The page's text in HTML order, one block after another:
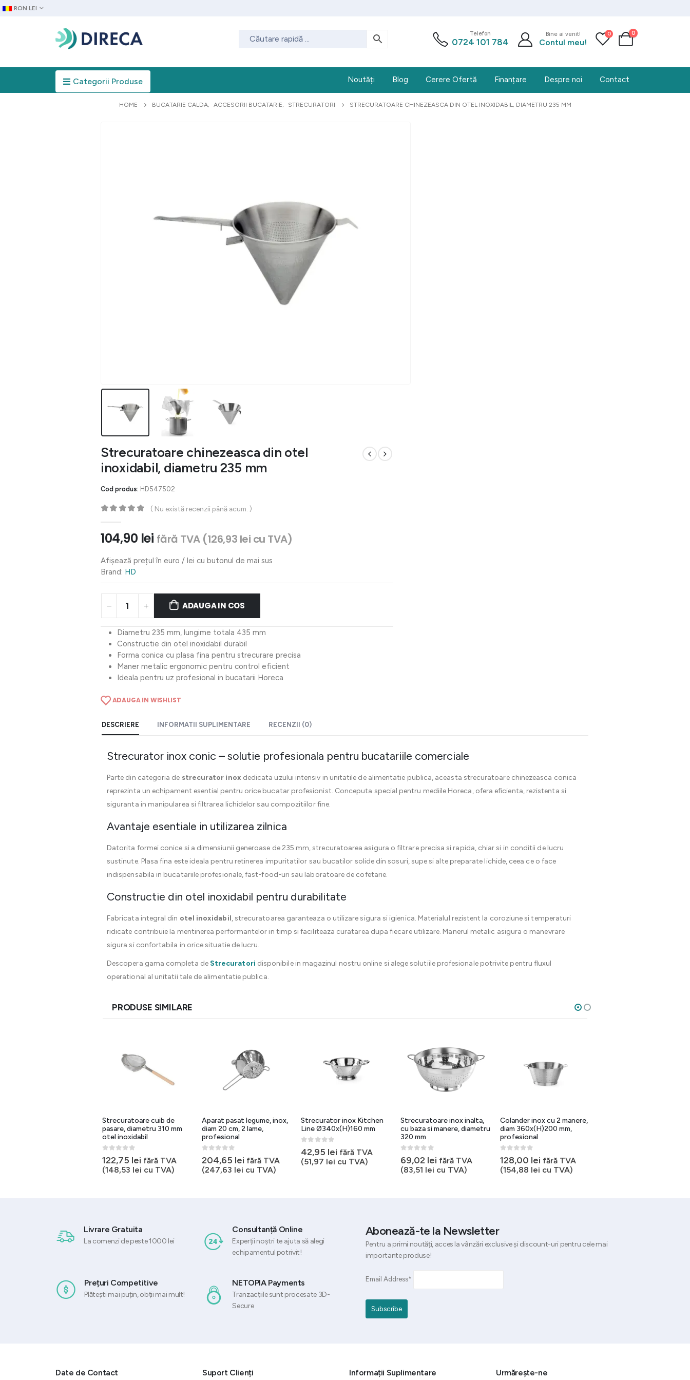
RON LEI
Telefon
0724 101 784
Bine ai venit!
Contul meu!
0 0
Categorii Produse Noutăți Blog Cerere Ofertă Finanțare Despre noi Contact
HOME BUCATARIE CALDA, ACCESORII BUCATARIE, STRECURATORI STRECURATOARE CHINEZEASCA DIN OTEL INOXIDABIL, DIAMETRU 235 MM
Strecuratoare chinezeasca din otel
inoxidabil, diametru 235 mm
Cod produs: HD547502
( Nu există recenzii până acum. )
104,90 lei fără TVA (126,93 lei cu TVA)
Afișează prețul în euro / lei cu butonul de mai sus
Brand: HD
ADAUGA IN COS
Diametru 235 mm, lungime totala 435 mm
Constructie din otel inoxidabil durabil
Forma conica cu plasa fina pentru strecurare precisa
Maner metalic ergonomic pentru control eficient
Ideala pentru uz profesional in bucatarii Horeca
ADAUGA IN WISHLIST
DESCRIERE INFORMATII SUPLIMENTARE RECENZII (0)
Strecurator inox conic – solutie profesionala pentru bucatariile comerciale
Parte din categoria de strecurator inox dedicata uzului intensiv in unitatile de alimentatie publica, aceasta strecuratoare chinezeasca conica
reprezinta un echipament esential pentru orice bucatar profesionist. Conceputa special pentru mediile Horeca, ofera eficienta, rezistenta si
siguranta in manipularea si filtrarea lichidelor sau compozitiilor fine.
Avantaje esentiale in utilizarea zilnica
Datorita formei conice si a dimensiunii generoase de 235 mm, strecuratoarea asigura o filtrare precisa si rapida, chiar si in conditii de lucru
sustinute. Plasa fina este ideala pentru retinerea impuritatilor sau bucatilor solide din sosuri, supe si alte preparate lichide, ceea ce o face
indispensabila in bucatariile profesionale, fast-food-uri sau laboratoare de cofetarie.
Constructie din otel inoxidabil pentru durabilitate
Fabricata integral din otel inoxidabil, strecuratoarea garanteaza o utilizare sigura si igienica. Materialul rezistent la coroziune si temperaturi
ridicate contribuie la mentinerea performantelor in timp si faciliteaza curatarea dupa fiecare utilizare. Manerul metalic asigura o manevrare
sigura si confortabila in orice situatie de lucru.
Descopera gama completa de Strecuratori disponibile in magazinul nostru online si alege solutiile profesionale potrivite pentru fluxul
operational al unitatii tale de alimentatie publica.
PRODUSE SIMILARE
Strecuratoare cuib de
pasare, diametru 310 mm
otel inoxidabil
0 out of 5
122,75 lei fără TVA
(148,53 lei cu TVA)
Aparat pasat legume, inox,
diam 20 cm, 2 lame,
profesional
0out of 5
204,65 lei fără TVA
(247,63 lei cu TVA)
Strecurator inox Kitchen
Line Ø340x(H)160 mm
0out of 5
42,95 lei fără TVA
(51,97 lei cu TVA)
Strecuratoare inox inalta,
cu baza si manere, diametru
320 mm
0out of 5
69,02 lei fără TVA
(83,51 lei cu TVA)
Colander inox cu 2 manere,
diam 360x(H)200 mm,
profesional
0 out of 5
128,00 lei fără TVA
(154,88 lei cu TVA)
Livrare Gratuita
La comenzi de peste 1000 lei
Consultanță Online
Experții noștri te ajuta să alegi
echipamentul potrivit!
Prețuri Competitive
Plătești mai puțin, obții mai mult!
NETOPIA Payments
Tranzacțiile sunt procesate 3D-
Secure
Abonează-te la Newsletter
Pentru a primi noutăți, acces la vânzări exclusive și discount-uri pentru cele mai
importante produse!
Email Address*
Date de Contact Suport Clienți Informații Suplimentare Urmărește-ne